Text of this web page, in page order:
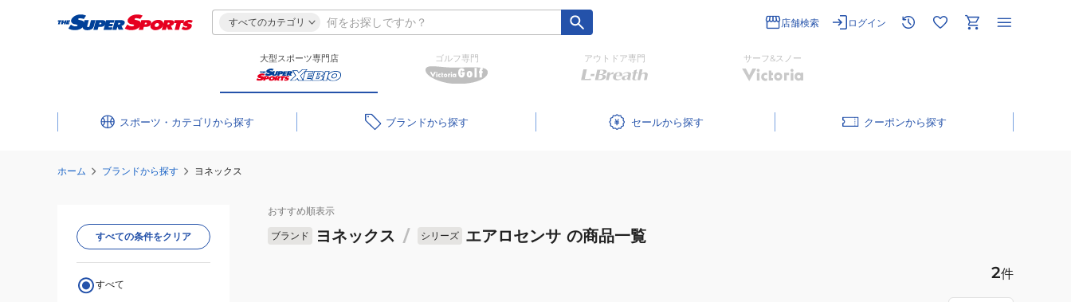
すべてのカテゴリ 店舗検索 ログイン
大型スポーツ専門店 ゴルフ専門 アウトドア専門 サーフ&スノー
スポーツ・カテゴリ ブランド セール クーポン
ホーム ブランドから探す ヨネックス
おすすめ順表示
ブランド ヨネックス / シリーズ エアロセンサ の商品一覧
2件
すべての条件をクリア
すべて